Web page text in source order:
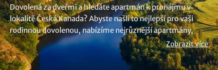
Dovolená za dveřmi a hledáte apartmán k pronájmu v
lokalitě Česká Kanada? Abyste našli to nejlepší pro vaši
rodinnou dovolenou, nabízíme nejrůznější apartmány,
které vám poskytnou zázemí podle vašich představ. Řada
z apartmánů disponuje moderním vybavením jako např.
vybavenou kuchyní, terasou, koupelnou a kvalitním
Zobrazit více